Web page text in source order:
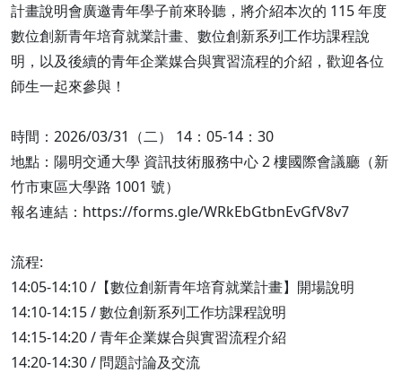
計畫說明會廣邀青年學子前來聆聽，將介紹本次的 115 年度
數位創新青年培育就業計畫、數位創新系列工作坊課程說
明，以及後續的青年企業媒合與實習流程的介紹，歡迎各位
師生一起來參與！
時間：2026/03/31（二） 14：05-14：30
地點：陽明交通大學 資訊技術服務中心 2 樓國際會議廳（新
竹市東區大學路 1001 號）
報名連結：https://forms.gle/WRkEbGtbnEvGfV8v7
流程:
14:05-14:10 /【數位創新青年培育就業計畫】開場說明
14:10-14:15 / 數位創新系列工作坊課程說明
14:15-14:20 / 青年企業媒合與實習流程介紹
14:20-14:30 / 問題討論及交流